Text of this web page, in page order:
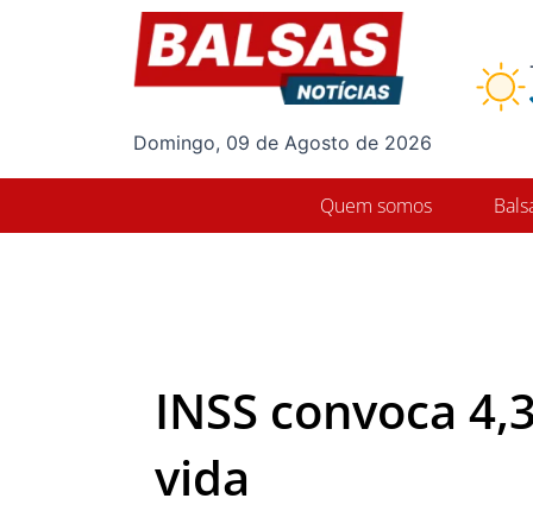
Domingo, 09 de Agosto de 2026
Quem somos
INSS convoca
vida